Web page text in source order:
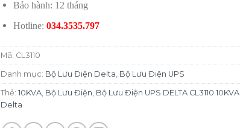
Bảo hành: 12 tháng
Hotline: 034.3535.797
Mã: CL3110
Danh mục: Bộ Lưu Điện Delta Bộ Lưu Điện UPS
Thẻ:10KVA Bộ Lưu Điện Bộ Lưu Điện UPS DELTA CL3110 10KVA
Delta